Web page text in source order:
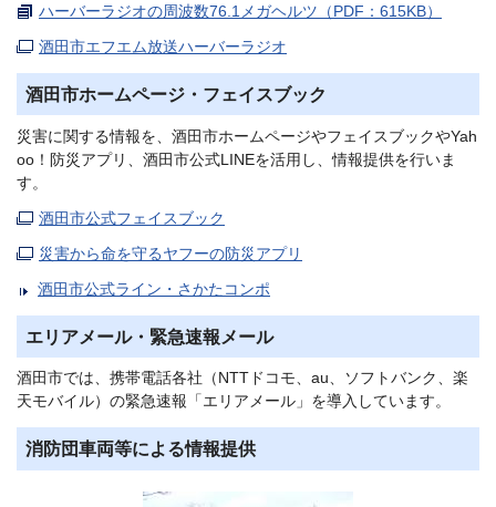
ハーバーラジオの周波数76.1メガヘルツ（PDF：615KB）
酒田市エフエム放送ハーバーラジオ
酒田市ホームページ・フェイスブック
災害に関する情報を、酒田市ホームページやフェイスブックやYah
oo！防災アプリ、酒田市公式LINEを活用し、情報提供を行いま
す。
酒田市公式フェイスブック
災害から命を守るヤフーの防災アプリ
酒田市公式ライン・さかたコンポ
エリアメール・緊急速報メール
酒田市では、携帯電話各社（NTTドコモ、au、ソフトバンク、楽
天モバイル）の緊急速報「エリアメール」を導入しています。
消防団車両等による情報提供